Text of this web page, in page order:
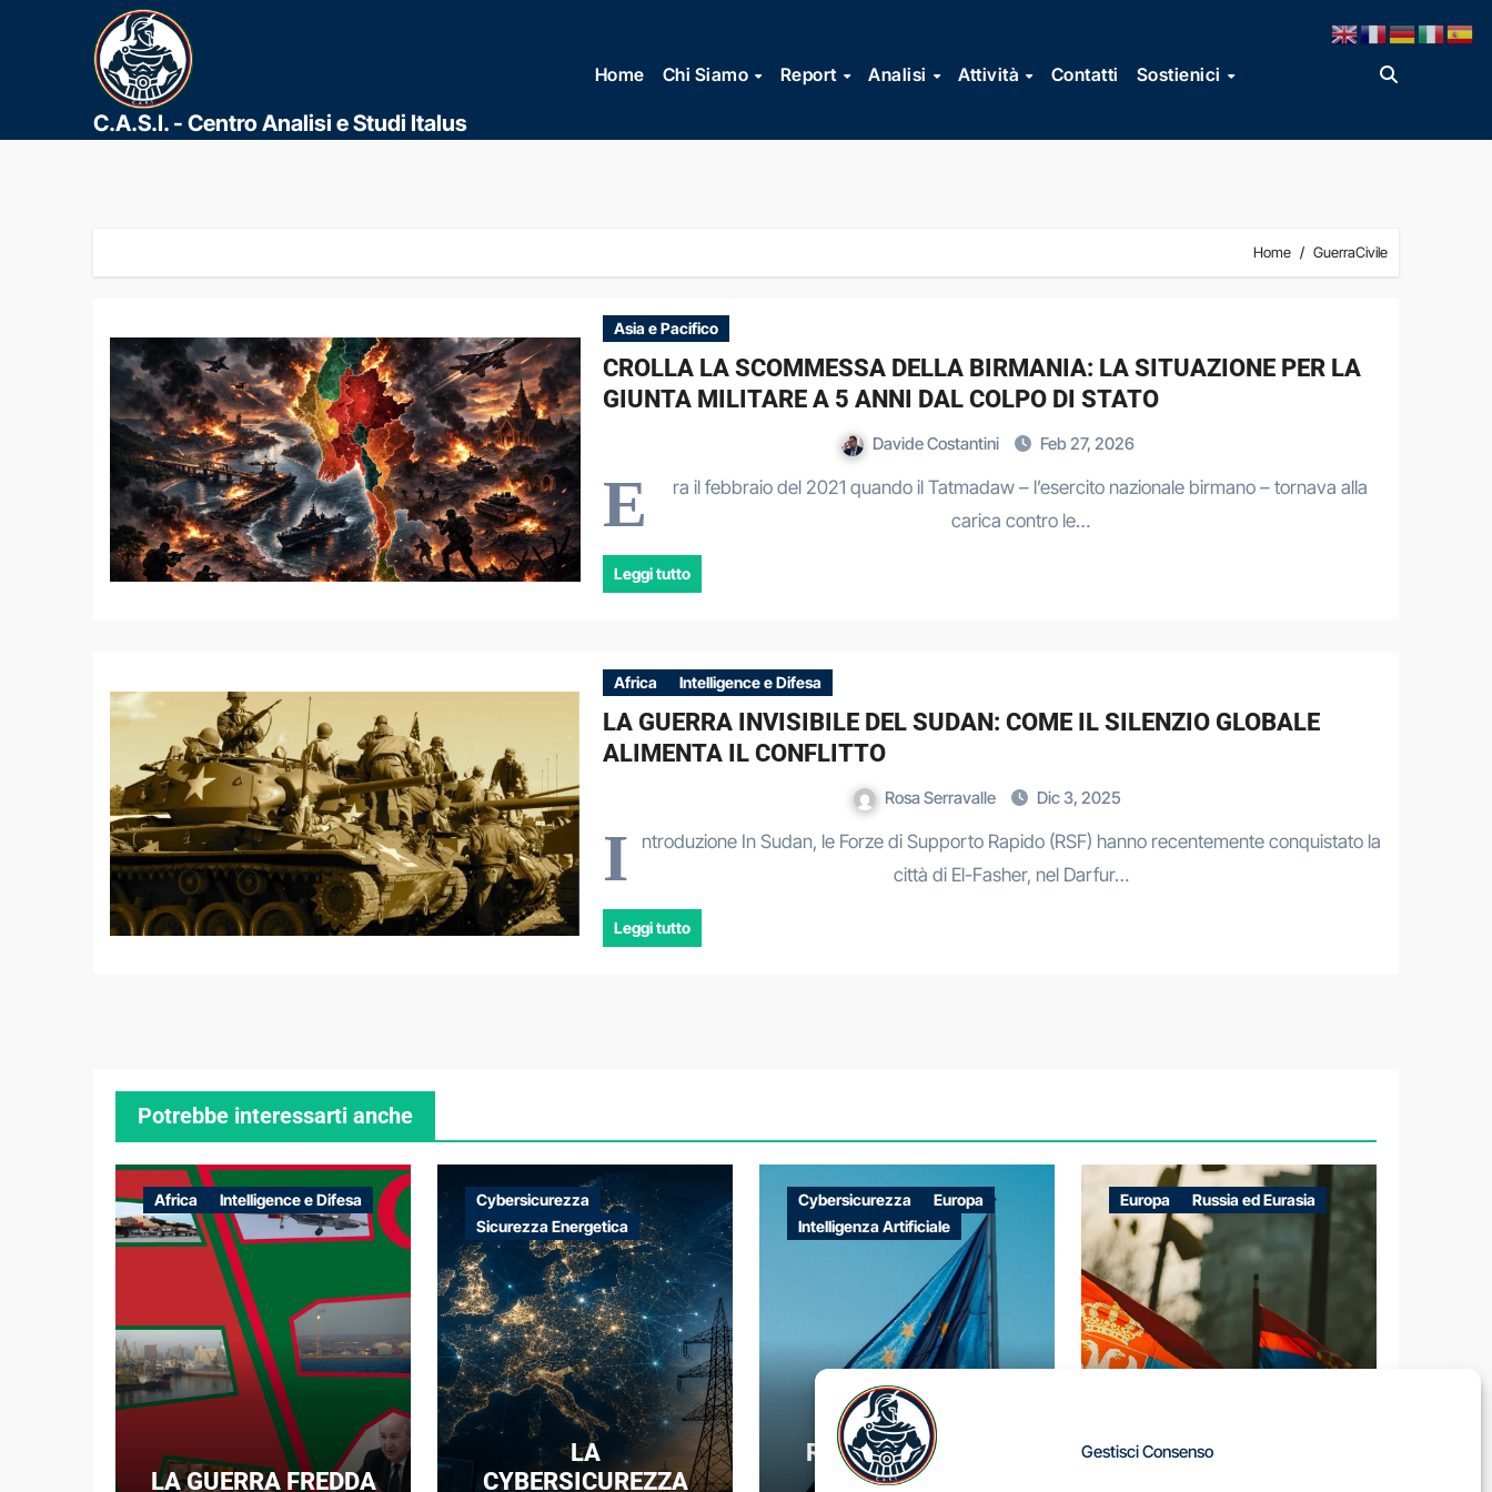
Gestisci Consenso
contenuto
C.A.S.I. - Centro Analisi e Studi Italus
Home Chi Siamo Report Analisi Attività Contatti Sostienici
Home GuerraCivile
Asia e Pacifico
CROLLA LA SCOMMESSA DELLA BIRMANIA: LA SITUAZIONE PER LA
GIUNTA MILITARE A 5 ANNI DAL COLPO DI STATO
Davide Costantini Feb 27, 2026
E
ra il febbraio del 2021 quando il Tatmadaw – l’esercito nazionale birmano – tornava alla
carica contro le…
Leggi tutto
Africa Intelligence e Difesa
LA GUERRA INVISIBILE DEL SUDAN: COME IL SILENZIO GLOBALE
ALIMENTA IL CONFLITTO
Rosa Serravalle Dic 3, 2025
I
ntroduzione In Sudan, le Forze di Supporto Rapido (RSF) hanno recentemente conquistato la
città di El-Fasher, nel Darfur…
Leggi tutto
Potrebbe interessarti anche
Africa Intelligence e Difesa
LA GUERRA FREDDA
Cybersicurezza
Sicurezza Energetica
LA
CYBERSICUREZZA
Cybersicurezza
Europa
Intelligenza Artificiale
REGOLARE SENZA
DOMINARE: IL
Europa Russia ed Eurasia